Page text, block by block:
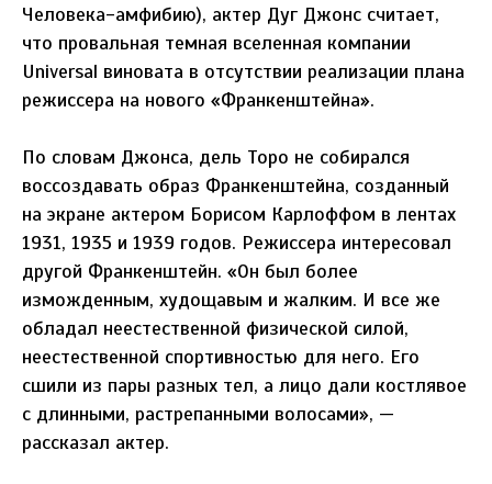
Человека-амфибию), актер Дуг Джонс считает,
что провальная темная вселенная компании
Universal виновата в отсутствии реализации плана
режиссера на нового «Франкенштейна».
По словам Джонса, дель Торо не собирался
воссоздавать образ Франкенштейна, созданный
на экране актером Борисом Карлоффом в лентах
1931, 1935 и 1939 годов. Режиссера интересовал
другой Франкенштейн. «Он был более
изможденным, худощавым и жалким. И все же
обладал неестественной физической силой,
неестественной спортивностью для него. Его
сшили из пары разных тел, а лицо дали костлявое
с длинными, растрепанными волосами», —
рассказал актер.